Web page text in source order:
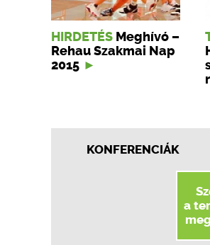
HIRDETÉS Meghívó –
Rehau Szakmai Nap
2015
KONFERENCIÁK
a